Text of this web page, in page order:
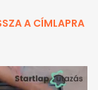
A CÍMLAPRA